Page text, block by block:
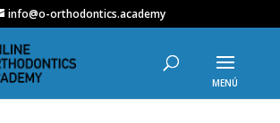
info@o-orthodontics.academy